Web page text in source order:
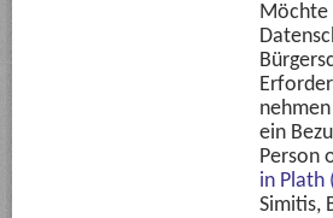
Möchte
ein
Person
in Plath
Simitis,